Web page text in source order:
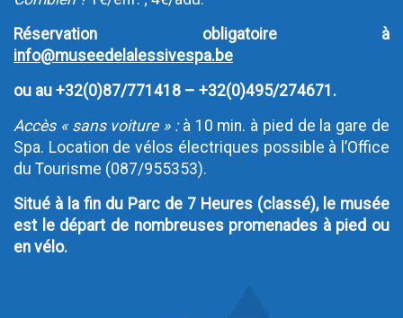
Réservation obligatoire à
info@museedelalessivespa.be
ou au +32(0)87/771418 – +32(0)495/274671.
Accès « sans voiture » :à 10 min. à pied de la gare de
Spa. Location de vélos électriques possible à l’Office
du Tourisme (087/955353).
Situé à la fin du Parc de 7 Heures (classé), le musée
est le départ de nombreuses promenades à pied ou
en vélo.